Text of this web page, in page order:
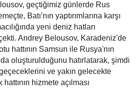
geçtiğimiz günlerde Rus
Batı’nın yaptırımlarına karşı
yeni deniz hatları
Andrey Belousov, Karadeniz'de
hattının Samsun ile Rusya'nın
oluşturulduğunu hatırlatarak, şimdi
ve yakın gelecekte
hizmete açılması